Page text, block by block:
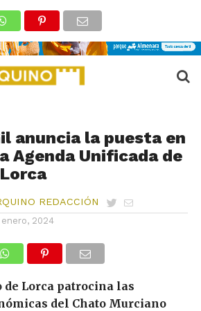
anuncia la puesta en
Agenda Unificada de
REDACCIÓN
enero, 2024
Lorca patrocina las
del Chato Murciano